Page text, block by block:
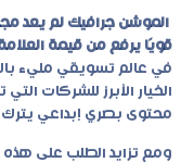
الموشن جرافيك لم يعد
قويًا يرفع من قيمة
في عالم تسويقي مليء
الخيار الأبرز للشركات
محتوى بصري إبداعي يترك
ومع تزايد الطلب على هذه